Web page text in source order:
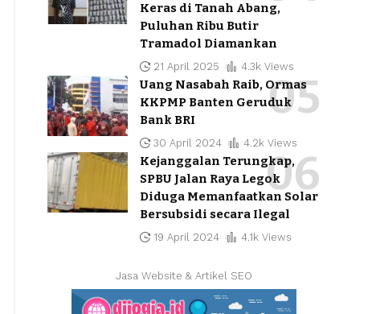
Keras di Tanah Abang,
Puluhan Ribu Butir
Tramadol Diamankan
21 April 2025 4.3k Views
Uang Nasabah Raib, Ormas
KKPMP Banten Geruduk
Bank BRI
30 April 2024 4.2k Views
Kejanggalan Terungkap,
SPBU Jalan Raya Legok
Diduga Memanfaatkan Solar
Bersubsidi secara Ilegal
19 April 2024 4.1k Views
Jasa Website & Artikel SEO